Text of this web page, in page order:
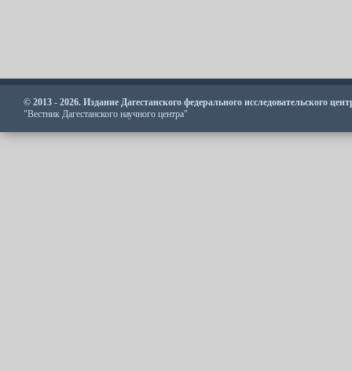
© 2013 - 2026. Издание Дагестанского федерального исследовательского
"Вестник Дагестанского научного центра"